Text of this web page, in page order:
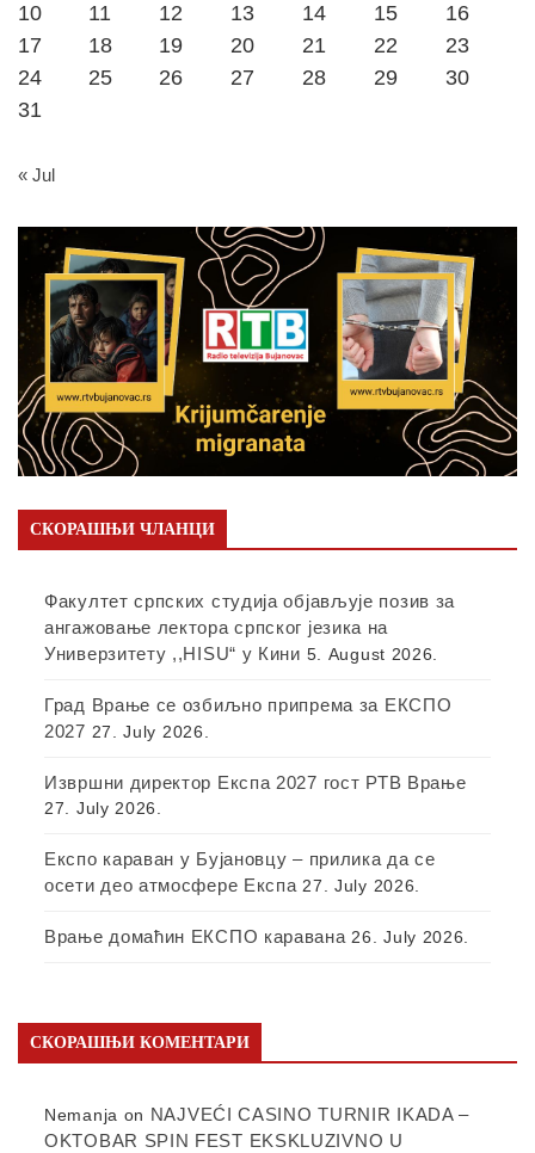
10
11 12 13 14 15
16
17
18 19 20 21 22
23
24
25 26 27 28 29
30
31
« Jul
СКОРАШЊИ ЧЛАНЦИ
Факултет српских студија објављује позив за
ангажовање лектора српског језика на
Универзитету ,,HISU“ у Кини 5. August 2026.
Град Врање се озбиљно припрема за ЕКСПО
2027 27. July 2026.
Извршни директор Експа 2027 гост РТВ Врање
27. July 2026.
Експо караван у Бујановцу – прилика да се
осети део атмосфере Експа 27. July 2026.
Врање домаћин ЕКСПО каравана 26. July 2026.
СКОРАШЊИ КОМЕНТАРИ
Nemanja on NAJVEĆI CASINO TURNIR IKADA –
OKTOBAR SPIN FEST EKSKLUZIVNO U